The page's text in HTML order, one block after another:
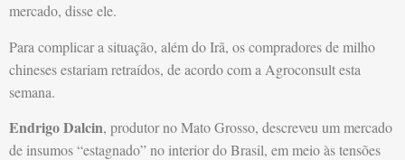
mercado, disse ele.
Para complicar a situação, além do Irã, os compradores de milho
chineses estariam retraídos, de acordo com a Agroconsult esta
semana.
Endrigo Dalcin, produtor no Mato Grosso, descreveu um mercado
de insumos “estagnado” no interior do Brasil, em meio às tensões